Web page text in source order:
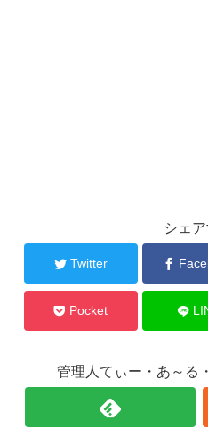
シェ
Twitter
Pocket
管理人てぃー・あ～る